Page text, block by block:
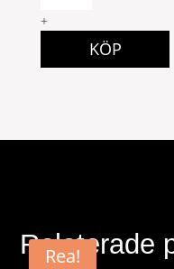
+
KÖP
Relaterade
Rea!